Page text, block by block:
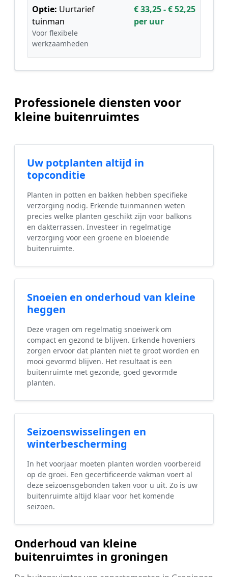
Optie: Uurtarief
tuinman
Voor flexibele
werkzaamheden
€ 33,25 - € 52,25
per uur
Professionele diensten voor
kleine buitenruimtes
Uw potplanten altijd in
topconditie
Planten in potten en bakken hebben specifieke
verzorging nodig. Erkende tuinmannen weten
precies welke planten geschikt zijn voor balkons
en dakterrassen. Investeer in regelmatige
verzorging voor een groene en bloeiende
buitenruimte.
Snoeien en onderhoud van kleine
heggen
Deze vragen om regelmatig snoeiwerk om
compact en gezond te blijven. Erkende hoveniers
zorgen ervoor dat planten niet te groot worden en
mooi gevormd blijven. Het resultaat is een
buitenruimte met gezonde, goed gevormde
planten.
Seizoenswisselingen en
winterbescherming
In het voorjaar moeten planten worden voorbereid
op de groei. Een gecertificeerde vakman voert al
deze seizoensgebonden taken voor u uit. Zo is uw
buitenruimte altijd klaar voor het komende
seizoen.
Onderhoud van kleine
buitenruimtes in groningen